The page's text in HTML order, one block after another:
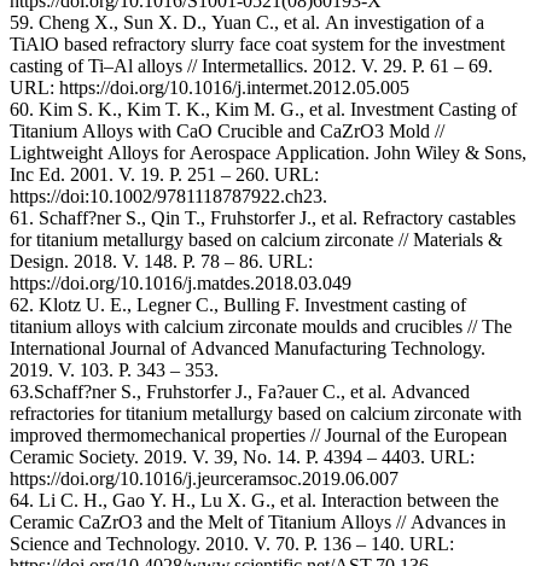
59. Cheng X., Sun X. D., Yuan C., et al. An investigation of a
TiAlO based refractory slurry face coat system for the investment
casting of Ti–Al alloys // Intermetallics. 2012. V. 29. P. 61 – 69.
URL: https://doi.org/10.1016/j.intermet.2012.05.005
60. Kim S. K., Kim T. K., Kim M. G., et al. Investment Casting of
Titanium Alloys with CaO Crucible and CaZrO3 Mold //
Lightweight Alloys for Aerospace Application. John Wiley & Sons,
Inc Ed. 2001. V. 19. P. 251 – 260. URL:
https://doi:10.1002/9781118787922.ch23.
61. Schaff?ner S., Qin T., Fruhstorfer J., et al. Refractory castables
for titanium metallurgy based on calcium zirconate // Materials &
Design. 2018. V. 148. P. 78 – 86. URL:
https://doi.org/10.1016/j.matdes.2018.03.049
62. Klotz U. E., Legner C., Bulling F. Investment casting of
titanium alloys with calcium zirconate moulds and crucibles // The
International Journal of Advanced Manufacturing Technology.
2019. V. 103. P. 343 – 353.
63.Schaff?ner S., Fruhstorfer J., Fa?auer C., et al. Advanced
refractories for titanium metallurgy based on calcium zirconate with
improved thermomechanical properties // Journal of the European
Ceramic Society. 2019. V. 39, No. 14. P. 4394 – 4403. URL:
https://doi.org/10.1016/j.jeurceramsoc.2019.06.007
64. Li C. H., Gao Y. H., Lu X. G., et al. Interaction between the
Ceramic CaZrO3 and the Melt of Titanium Alloys // Advances in
Science and Technology. 2010. V. 70. P. 136 – 140. URL: